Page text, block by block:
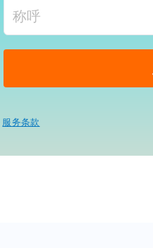
服务条款